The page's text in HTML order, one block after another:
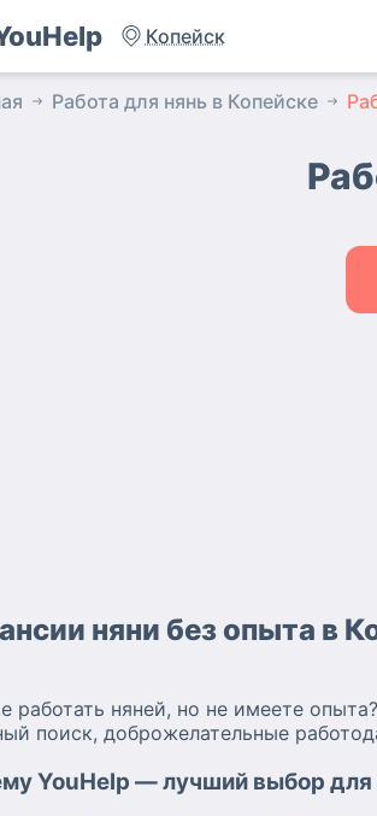
Копейск
Работа для нянь в Копейске
няни без опыта в
работать няней, но не имеете
поиск, доброжелательные
YouHelp — лучший выбор для